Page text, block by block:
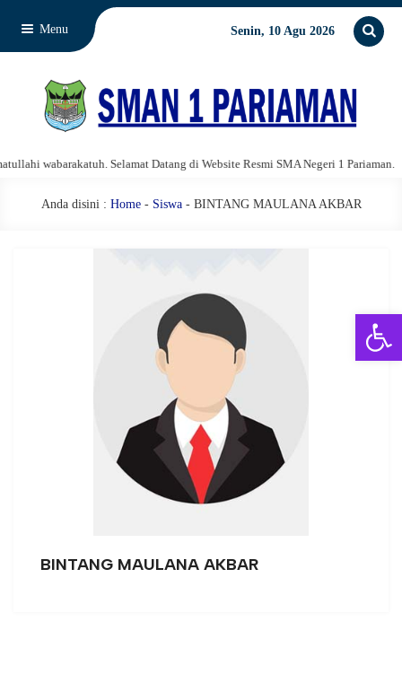
Menu Senin, 10 Agu 2026
wabarakatuh. Selamat Datang di Website Resmi SMA Negeri 1 Pariaman.
Anda disini : Home- Siswa- BINTANG MAULANA AKBAR
BINTANG MAULANA AKBAR